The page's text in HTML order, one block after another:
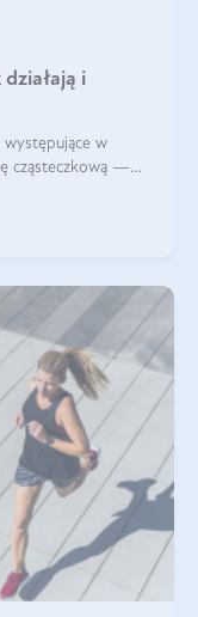
i
występujące w
cząsteczkową —